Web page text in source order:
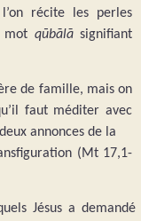
récite les perles
mot qūbālāsignifiant
de famille, mais on
faut méditer avec
annonces de la
(Mt 17,1-
Jésus a demandé